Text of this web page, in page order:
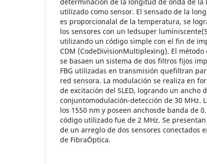
utilizado como sensor. El sensado de la
es proporcionalal de la temperatura, se
los sensores con un ledsuper
utilizando un código simple con el fin de
CDM (CodeDivisionMultiplexing). El
se basaen un sistema de dos filtros fijos
FBG utilizadas en transmisión quefiltran
red sensora. La modulación se realiza en
de excitación del SLED, logrando un ancho
conjuntomodulación-detección de 30 MHz.
los 1550 nm y poseen anchosde banda de
código utilizado fue de 2 MHz. Se
de un arreglo de dos sensores conectados
de FibraÓptica.